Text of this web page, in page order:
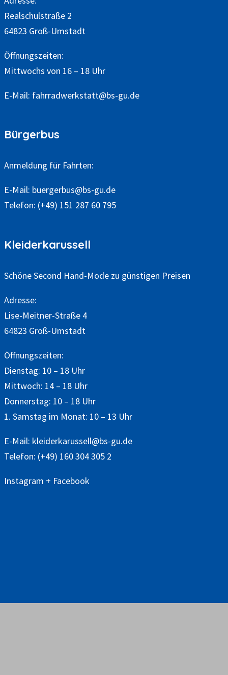
Realschulstraße 2
64823 Groß-Umstadt
Öffnungszeiten:
Mittwochs von 16 – 18 Uhr
E-Mail: fahrradwerkstatt@bs-gu.de
Bürgerbus
Anmeldung für Fahrten:
E-Mail: buergerbus@bs-gu.de
Telefon: (+49) 151 287 60 795
Kleiderkarussell
Schöne Second Hand-Mode zu günstigen Preisen
Adresse:
Lise-Meitner-Straße 4
64823 Groß-Umstadt
Öffnungszeiten:
Dienstag: 10 – 18 Uhr
Mittwoch: 14 – 18 Uhr
Donnerstag: 10 – 18 Uhr
1. Samstag im Monat: 10 – 13 Uhr
E-Mail: kleiderkarussell@bs-gu.de
Telefon: (+49) 160 304 305 2
Instagram + Facebook